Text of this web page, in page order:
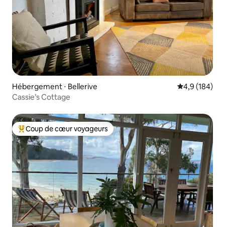
Hébergement ⋅ Bellerive Évaluation
4,9 (184)
Cassie’s Cottage
Coups de cœur voyageurs les plus appréciés
Coup de cœur voyageurs